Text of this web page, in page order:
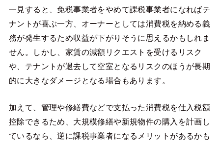
一見すると、免税事業者をやめて課税事業者になればテ
ナントが喜ぶ一方、オーナーとしては消費税を納める義
務が発生するため収益が下がりそうに思えるかもしれま
せん。しかし、家賃の減額リクエストを受けるリスク
や、テナントが退去して空室となるリスクのほうが長期
的に大きなダメージとなる場合もあります。
加えて、管理や修繕費などで支払った消費税を仕入税額
控除できるため、大規模修繕や新規物件の購入を計画し
ているなら、逆に課税事業者になるメリットがあるかも